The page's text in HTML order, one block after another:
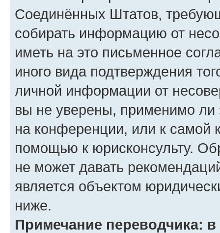
Соединённых Штатов,
собирать информацию от
иметь на это письменное
иного вида подтверждения
личной информации от
вы не уверены, применимо ли
на конференции, или к самой
помощью к юрисконсульту.
не может давать
является объектом
ниже.
Примечание переводчика: